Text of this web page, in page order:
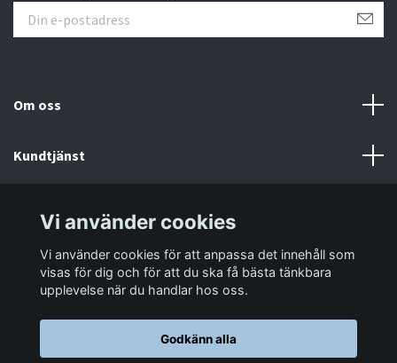
Om oss
Kundtjänst
Sociala medier
Vi använder cookies
Vi använder cookies för att anpassa det innehåll som
visas för dig och för att du ska få bästa tänkbara
upplevelse när du handlar hos oss.
Godkänn alla